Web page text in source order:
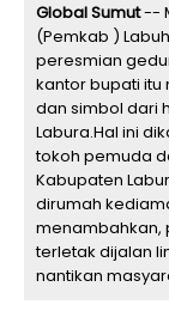
Global Sumut--
(Pemkab )
peresmian
kantor bupati
dan simbol dari
Labura.Hal ini
tokoh pemuda
Kabupaten
dirumah
menambahkan,
terletak dijalan
nantikan